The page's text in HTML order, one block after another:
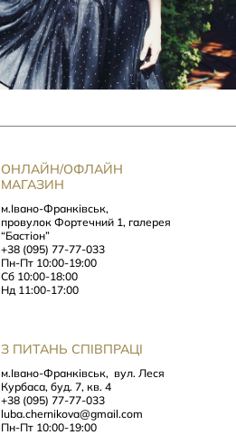
ОНЛАЙН/ОФЛАЙН
МАГАЗИН
м.Івано-Франківськ,
провулок Фортечний 1, галерея
“Бастіон”
+38 (095) 77-77-033
Пн-Пт 10:00-19:00
Сб 10:00-18:00
Нд 11:00-17:00
З ПИТАНЬ СПІВПРАЦІ
м.Івано-Франківськ, вул. Леся
Курбаса, буд. 7, кв. 4
+38 (095) 77-77-033
luba.chernikova@gmail.com
Пн-Пт 10:00-19:00